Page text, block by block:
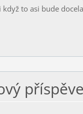
to asi bude